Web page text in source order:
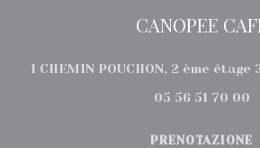
CANOPEE
1 CHEMIN POUCHON, 2 ème étage
05 56 51 70 00
PRENOTAZIONE